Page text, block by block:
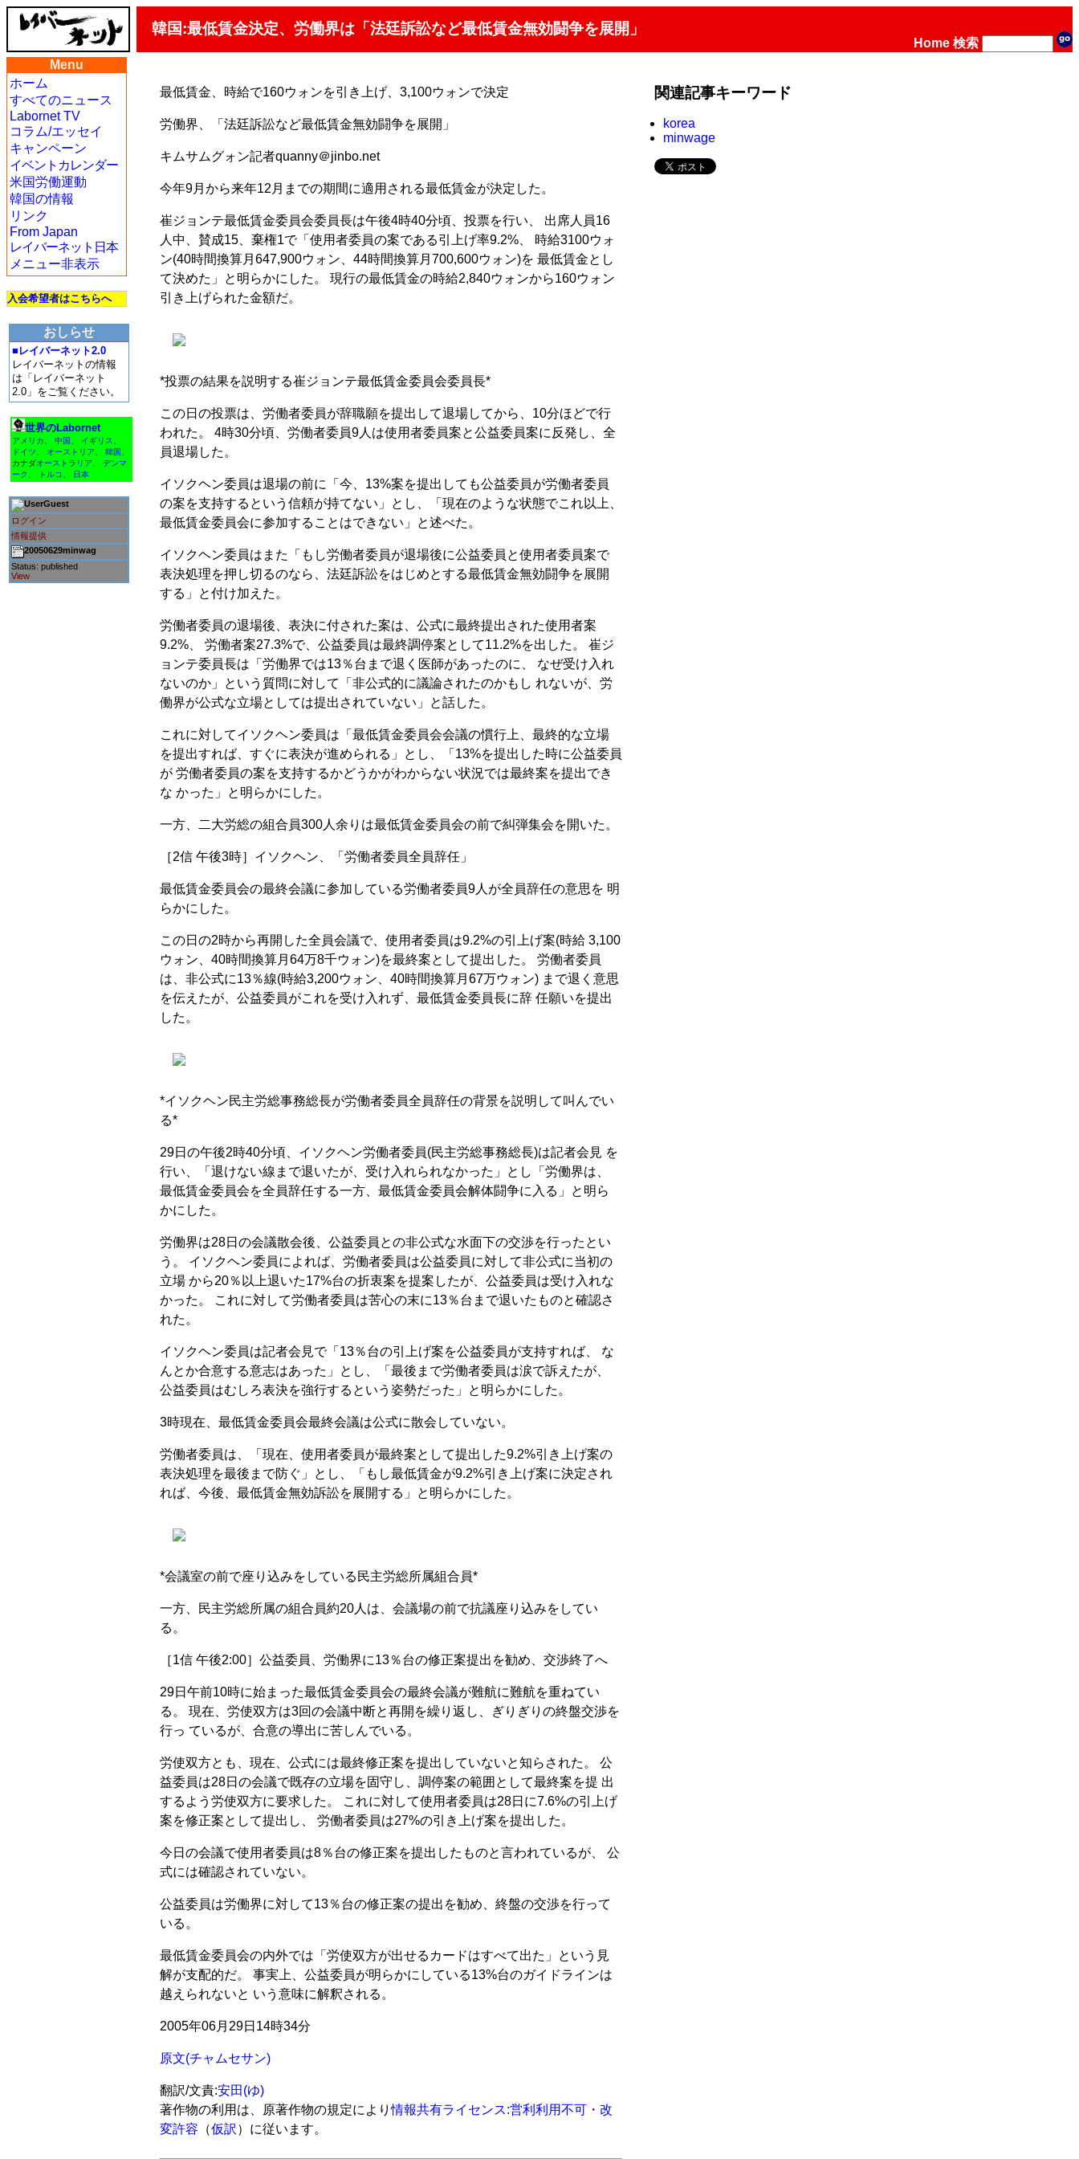
韓国:最低賃金決定、労働界は「法廷訴訟など最低賃金無効闘争を展開」
Home 検索
Menu
ホーム
すべてのニュース
Labornet TV
コラム/エッセイ
キャンペーン
イベントカレンダー
米国労働運動
韓国の情報
リンク
From Japan
レイバーネット日本
メニュー非表示
入会希望者はこちらへ
おしらせ
■レイバーネット2.0
レイバーネットの情報
は「レイバーネット
2.0」をご覧ください。
世界のLabornet
アメリカ 中国 イギリス
ドイツ
オーストリア 韓国
カナダオーストラリア
デンマ
ーク
トルコ 日本
Guest
ログイン
情報提供
20050629minwag
Status: published
View
最低賃金、時給で160ウォンを引き上げ、3,100ウォンで決定
労働界、「法廷訴訟など最低賃金無効闘争を展開」
キムサムグォン記者quanny＠jinbo.net
今年9月から来年12月までの期間に適用される最低賃金が決定した。
崔ジョンテ最低賃金委員会委員長は午後4時40分頃、投票を行い、 出席人員16
人中、賛成15、棄権1で「使用者委員の案である引上げ率9.2%、 時給3100ウォ
ン(40時間換算月647,900ウォン、44時間換算月700,600ウォン)を 最低賃金とし
て決めた」と明らかにした。 現行の最低賃金の時給2,840ウォンから160ウォン
引き上げられた金額だ。
*投票の結果を説明する崔ジョンテ最低賃金委員会委員長*
この日の投票は、労働者委員が辞職願を提出して退場してから、10分ほどで行
われた。 4時30分頃、労働者委員9人は使用者委員案と公益委員案に反発し、全
員退場した。
イソクヘン委員は退場の前に「今、13%案を提出しても公益委員が労働者委員
の案を支持するという信頼が持てない」とし、「現在のような状態でこれ以上、
最低賃金委員会に参加することはできない」と述べた。
イソクヘン委員はまた「もし労働者委員が退場後に公益委員と使用者委員案で
表決処理を押し切るのなら、法廷訴訟をはじめとする最低賃金無効闘争を展開
する」と付け加えた。
労働者委員の退場後、表決に付された案は、公式に最終提出された使用者案
9.2%、 労働者案27.3%で、公益委員は最終調停案として11.2%を出した。 崔ジ
ョンテ委員長は「労働界では13％台まで退く医師があったのに、 なぜ受け入れ
ないのか」という質問に対して「非公式的に議論されたのかもし れないが、労
働界が公式な立場としては提出されていない」と話した。
これに対してイソクヘン委員は「最低賃金委員会会議の慣行上、最終的な立場
を提出すれば、すぐに表決が進められる」とし、「13%を提出した時に公益委員
が 労働者委員の案を支持するかどうかがわからない状況では最終案を提出でき
な かった」と明らかにした。
一方、二大労総の組合員300人余りは最低賃金委員会の前で糾弾集会を開いた。
［2信 午後3時］イソクヘン、「労働者委員全員辞任」
最低賃金委員会の最終会議に参加している労働者委員9人が全員辞任の意思を 明
らかにした。
この日の2時から再開した全員会議で、使用者委員は9.2%の引上げ案(時給 3,100
ウォン、40時間換算月64万8千ウォン)を最終案として提出した。 労働者委員
は、非公式に13％線(時給3,200ウォン、40時間換算月67万ウォン) まで退く意思
を伝えたが、公益委員がこれを受け入れず、最低賃金委員長に辞 任願いを提出
した。
*イソクヘン民主労総事務総長が労働者委員全員辞任の背景を説明して叫んでい
る*
29日の午後2時40分頃、イソクヘン労働者委員(民主労総事務総長)は記者会見 を
行い、「退けない線まで退いたが、受け入れられなかった」とし「労働界は、
最低賃金委員会を全員辞任する一方、最低賃金委員会解体闘争に入る」と明ら
かにした。
労働界は28日の会議散会後、公益委員との非公式な水面下の交渉を行ったとい
う。 イソクヘン委員によれば、労働者委員は公益委員に対して非公式に当初の
立場 から20％以上退いた17%台の折衷案を提案したが、公益委員は受け入れな
かった。 これに対して労働者委員は苦心の末に13％台まで退いたものと確認さ
れた。
イソクヘン委員は記者会見で「13％台の引上げ案を公益委員が支持すれば、 な
んとか合意する意志はあった」とし、「最後まで労働者委員は涙で訴えたが、
公益委員はむしろ表決を強行するという姿勢だった」と明らかにした。
3時現在、最低賃金委員会最終会議は公式に散会していない。
労働者委員は、「現在、使用者委員が最終案として提出した9.2%引き上げ案の
表決処理を最後まで防ぐ」とし、「もし最低賃金が9.2%引き上げ案に決定され
れば、今後、最低賃金無効訴訟を展開する」と明らかにした。
*会議室の前で座り込みをしている民主労総所属組合員*
一方、民主労総所属の組合員約20人は、会議場の前で抗議座り込みをしてい
る。
［1信 午後2:00］公益委員、労働界に13％台の修正案提出を勧め、交渉終了へ
29日午前10時に始まった最低賃金委員会の最終会議が難航に難航を重ねてい
る。 現在、労使双方は3回の会議中断と再開を繰り返し、ぎりぎりの終盤交渉を
行っ ているが、合意の導出に苦しんでいる。
労使双方とも、現在、公式には最終修正案を提出していないと知らされた。 公
益委員は28日の会議で既存の立場を固守し、調停案の範囲として最終案を提 出
するよう労使双方に要求した。 これに対して使用者委員は28日に7.6%の引上げ
案を修正案として提出し、 労働者委員は27%の引き上げ案を提出した。
今日の会議で使用者委員は8％台の修正案を提出したものと言われているが、 公
式には確認されていない。
公益委員は労働界に対して13％台の修正案の提出を勧め、終盤の交渉を行って
いる。
最低賃金委員会の内外では「労使双方が出せるカードはすべて出た」という見
解が支配的だ。 事実上、公益委員が明らかにしている13%台のガイドラインは
越えられないと いう意味に解釈される。
2005年06月29日14時34分
原文(チャムセサン)
翻訳/文責:安田(ゆ)
著作物の利用は、原著作物の規定により情報共有ライセンス:営利利用不可・改
変許容 （仮訳 ）に従います。
関連記事キーワード
korea
minwage